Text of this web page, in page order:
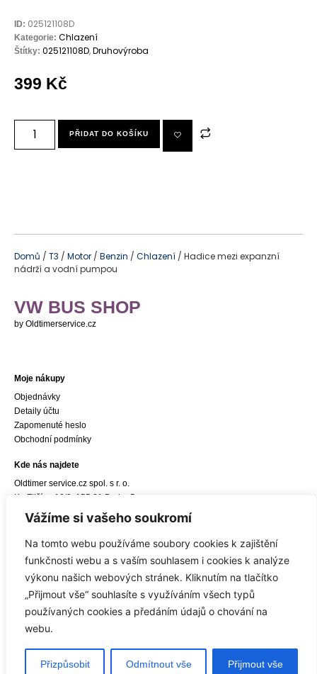
Vážíme si vašeho soukromí
Na tomto webu používáme soubory cookies k zajištění
funkčnosti webu a s vaším souhlasem i cookies k analýze
výkonu našich webových stránek. Kliknutím na tlačítko
„Přijmout vše“ souhlasíte s využíváním všech typů
používaných cookies a předáním údajů o chování na
webu.
Přizpůsobit Odmítnout vše Přijmout vše
ID: 025121108D
Kategorie: Chlazení
Štítky: 025121108D,Druhovýroba
399 Kč
PŘIDAT DO KOŠÍKU
Domů / T3 / Motor / Benzin / Chlazení / Hadice mezi expanzní
nádrží a vodní pumpou
VW BUS SHOP
by Oldtimerservice.cz
Moje nákupy
Objednávky
Detaily účtu
Zapomenuté heslo
Obchodní podmínky
Kde nás najdete
Oldtimer service.cz spol. s r. o.
Ke Zličínu 12/3, 155 21 Praha 5
e-mail:info@oldtimerservice.cz
Sídlo společnosti
Oldtimer service.cz spol. s r. o.
Hostivická 8/10, 155 21 Praha 5
IČ: 27450309, DIČ: CZ27450309
© 2006-2025 Oldtimer service.cz
Zásady ochrany soukromí
Obchodní podmínky